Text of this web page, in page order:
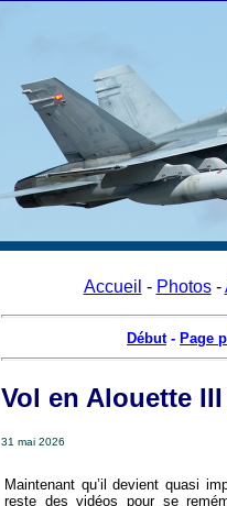
Accueil - Photos-
Début- Page
Vol en Alouette
31 mai 2026
Maintenant qu’il devient quasi
reste des vidéos pour se